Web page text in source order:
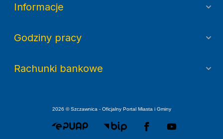
Informacje
Godziny pracy
Rachunki bankowe
2026 © Szczawnica - Oficjalny Portal Miasta i Gminy